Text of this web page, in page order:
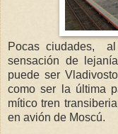
Pocas ciudades,
sensación de
puede ser
como ser la última
mítico tren
en avión de Moscú.